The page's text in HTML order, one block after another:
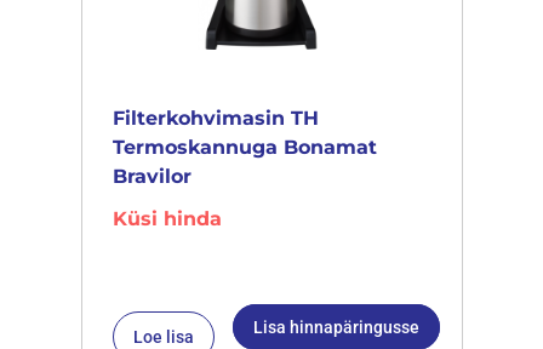
Filterkohvimasin TH
Termoskannuga Bonamat
Bravilor
Küsi hinda
Loe lisa Lisa hinnapäringusse